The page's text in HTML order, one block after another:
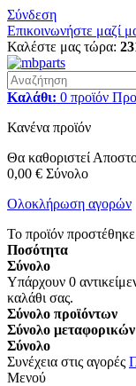
Σύνδεση
Επικοινωνήστε μαζί
Καλέστε μας τώρα:
Καλάθι: 0 προϊόν
Κανένα προϊόν
Θα καθοριστεί
0,00 € Σύνολο
Ολοκλήρωση αγορών
Το προϊόν
Ποσότητα
Σύνολο
Υπάρχουν 0
καλάθι σας.
Σύνολο προϊόντων
Σύνολο μεταφορικών
Σύνολο
Συνέχεια στις αγορές
Μενού